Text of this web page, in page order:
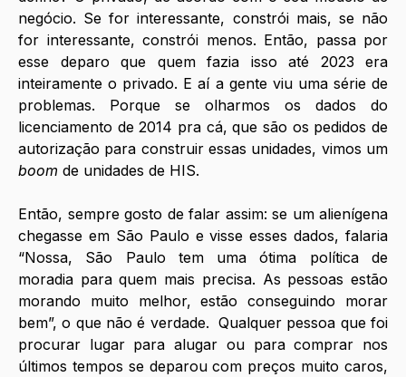
negócio. Se for interessante, constrói mais, se não
for interessante, constrói menos. Então, passa por
esse deparo que quem fazia isso até 2023 era
inteiramente o privado. E aí a gente viu uma série de
problemas. Porque se olharmos os dados do
licenciamento de 2014 pra cá, que são os pedidos de
boom de unidades de HIS.
Então, sempre gosto de falar assim: se um alienígena
chegasse em São Paulo e visse esses dados, falaria
“Nossa, São Paulo tem uma ótima política de
moradia para quem mais precisa. As pessoas estão
morando muito melhor, estão conseguindo morar
bem”, o que não é verdade.  Qualquer pessoa que foi
procurar lugar para alugar ou para comprar nos
últimos tempos se deparou com preços muito caros,